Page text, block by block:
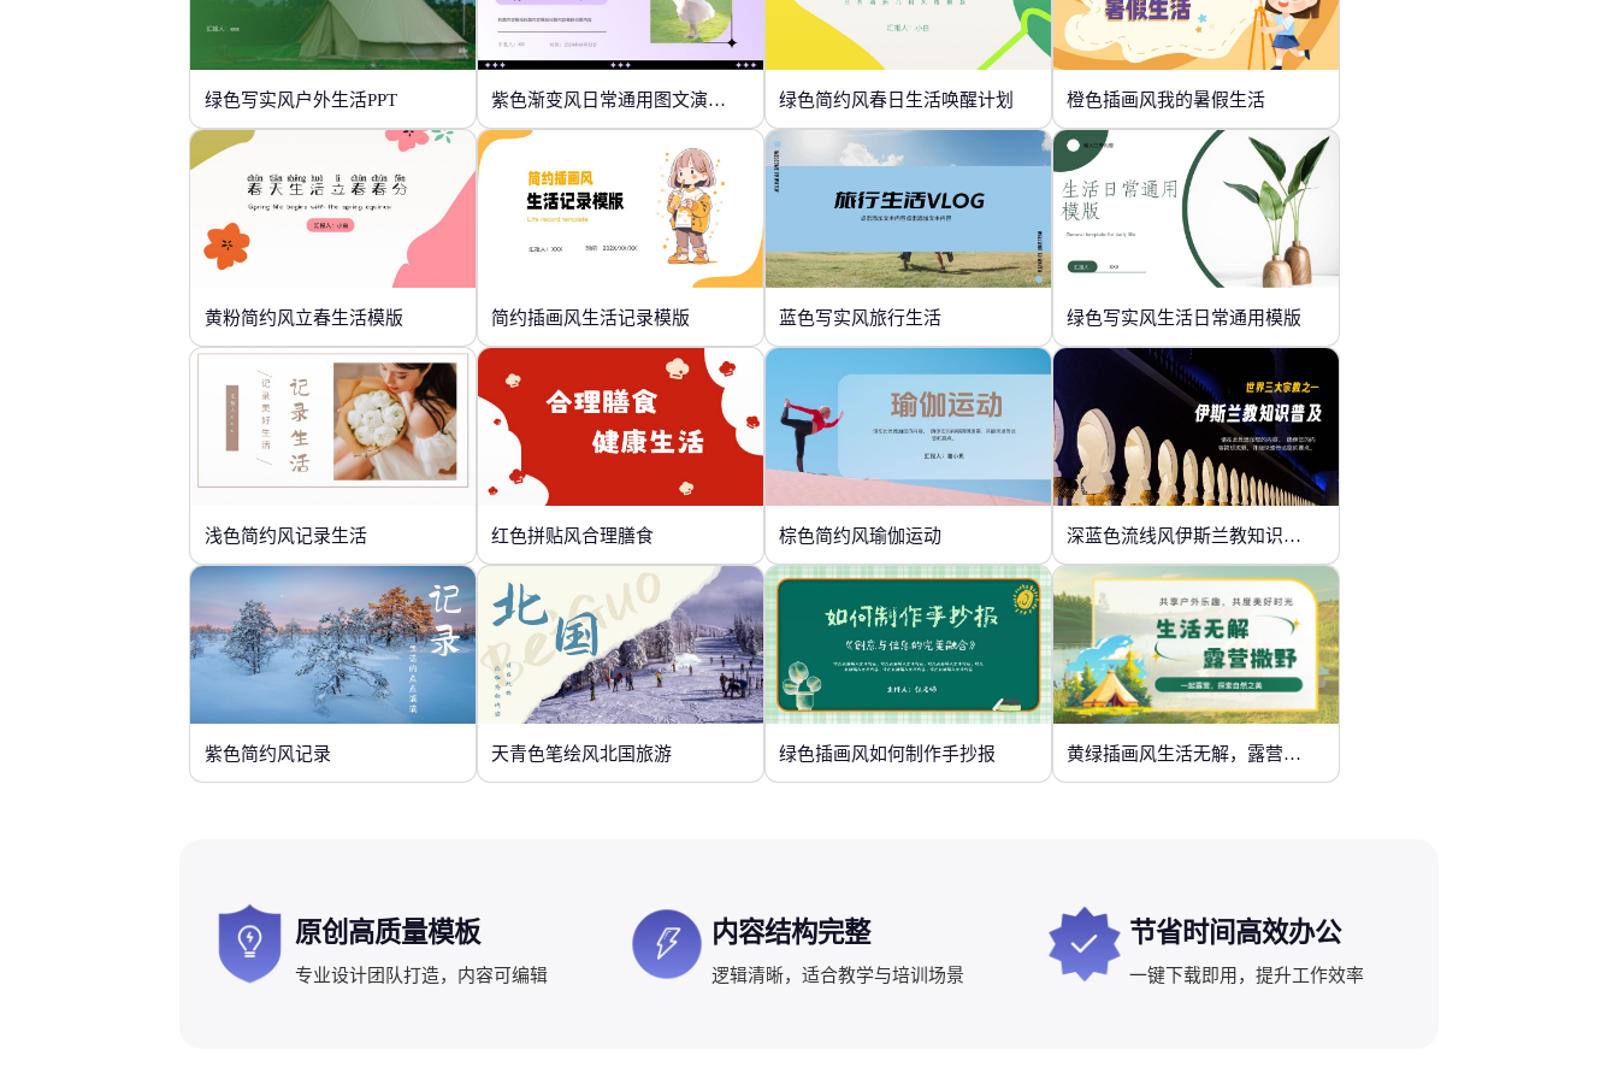
绿色写实风户外生活PPT 紫色渐变风日常通用图文演示模版 绿色简约风春日生活唤醒计划 橙色插画风我的暑假生活
黄粉简约风立春生活模版 简约插画风生活记录模版 蓝色写实风旅行生活 绿色写实风生活日常通用模版
浅色简约风记录生活 红色拼贴风合理膳食 棕色简约风瑜伽运动 深蓝色流线风伊斯兰教知识普及
紫色简约风记录 天青色笔绘风北国旅游 绿色插画风如何制作手抄报 黄绿插画风生活无解，露营撒野
原创高质量模板
专业设计团队打造，内容可编辑
内容结构完整
逻辑清晰，适合教学与培训场景
节省时间高效办公
一键下载即用，提升工作效率